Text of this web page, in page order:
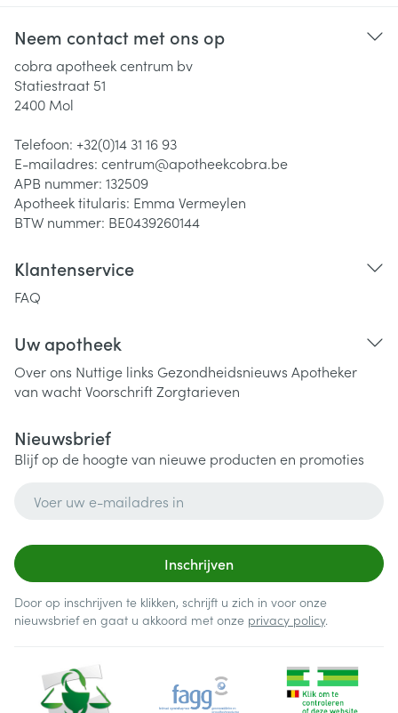
Neem contact met ons op
cobra apotheek centrum bv
Statiestraat 51
2400 Mol
Telefoon: +32(0)14 31 16 93
E-mailadres: centrum@apotheekcobra.be
APB nummer: 132509
Apotheek titularis: Emma Vermeylen
BTW nummer: BE0439260144
Klantenservice
FAQ
Uw apotheek
Over ons Nuttige links Gezondheidsnieuws Apotheker
van wachtVoorschriftZorgtarieven
Nieuwsbrief
Blijf op de hoogte van nieuwe producten en promoties
Inschrijven
Door op inschrijven te klikken, schrijft u zich in voor onze
nieuwsbrief en gaat u akkoord met onze privacy policy.